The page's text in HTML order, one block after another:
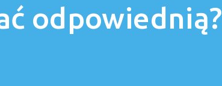
odpowiednią?